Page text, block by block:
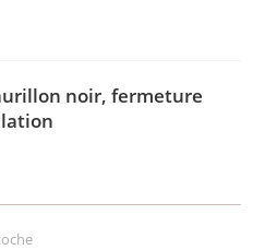
noir, fermeture